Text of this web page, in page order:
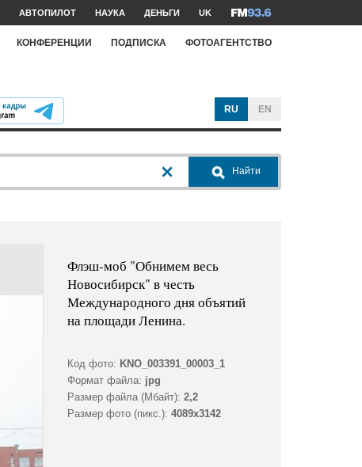
АВТОПИЛОТ НАУКА ДЕНЬГИ UK
КОНФЕРЕНЦИИ ПОДПИСКА ФОТОАГЕНТСТВО
RU EN
Найти
Флэш-моб "Обнимем весь
Новосибирск" в честь
Международного дня объятий
на площади Ленина.
Код фото: KNO_003391_00003_1
Формат файла: jpg
Размер файла (Мбайт): 2,2
Размер фото (пикс.): 4089x3142